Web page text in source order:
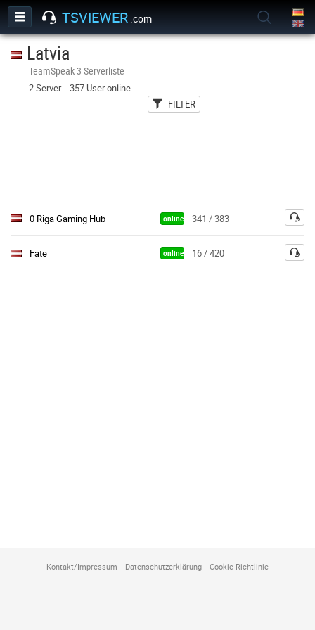
TSVIEWER .com
Latvia
TeamSpeak 3 Serverliste
2 Server 357 User online
FILTER
Passwort
0 Riga Gaming Hub online 341 / 383
Fate online 16 / 420
Kontakt/Impressum Datenschutzerklärung Cookie Richtlinie